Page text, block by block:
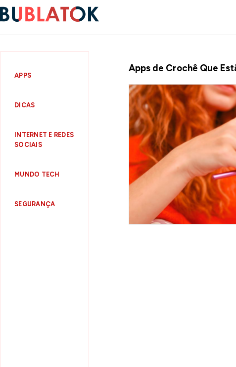
APPS
DICAS
INTERNET E REDES
SOCIAIS
MUNDO TECH
SEGURANÇA
Apps de Crochê Que